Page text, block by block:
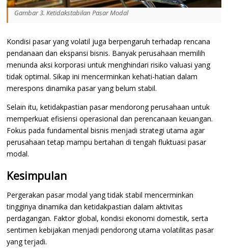
Gambar 3. Ketidakstabilan Pasar Modal
Kondisi pasar yang volatil juga berpengaruh terhadap rencana
pendanaan dan ekspansi bisnis. Banyak perusahaan memilih
menunda aksi korporasi untuk menghindari risiko valuasi yang
tidak optimal. Sikap ini mencerminkan kehati-hatian dalam
merespons dinamika pasar yang belum stabil.
Selain itu, ketidakpastian pasar mendorong perusahaan untuk
memperkuat efisiensi operasional dan perencanaan keuangan.
Fokus pada fundamental bisnis menjadi strategi utama agar
perusahaan tetap mampu bertahan di tengah fluktuasi pasar
modal.
Kesimpulan
Pergerakan pasar modal yang tidak stabil mencerminkan
tingginya dinamika dan ketidakpastian dalam aktivitas
perdagangan. Faktor global, kondisi ekonomi domestik, serta
sentimen kebijakan menjadi pendorong utama volatilitas pasar
yang terjadi.